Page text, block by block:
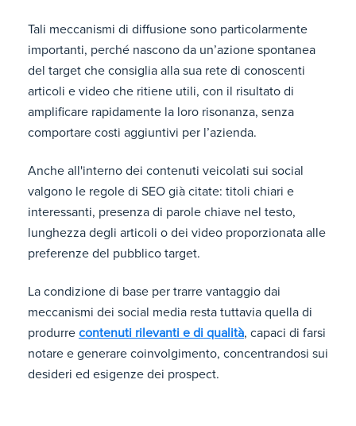
Tali meccanismi di diffusione sono particolarmente
importanti, perché nascono da un’azione spontanea
del target che consiglia alla sua rete di conoscenti
articoli e video che ritiene utili, con il risultato di
amplificare rapidamente la loro risonanza, senza
comportare costi aggiuntivi per l’azienda.
Anche all'interno dei contenuti veicolati sui social
valgono le regole di SEO già citate: titoli chiari e
interessanti, presenza di parole chiave nel testo,
lunghezza degli articoli o dei video proporzionata alle
preferenze del pubblico target.
La condizione di base per trarre vantaggio dai
meccanismi dei social media resta tuttavia quella di
produrre contenuti rilevanti e di qualità, capaci di farsi
notare e generare coinvolgimento, concentrandosi sui
desideri ed esigenze dei prospect.